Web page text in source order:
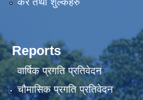
कर तथा शुल्कहरु
Reports
वार्षिक प्रगति प्रतिवेदन
चौमासिक प्रगति प्रतिवेदन